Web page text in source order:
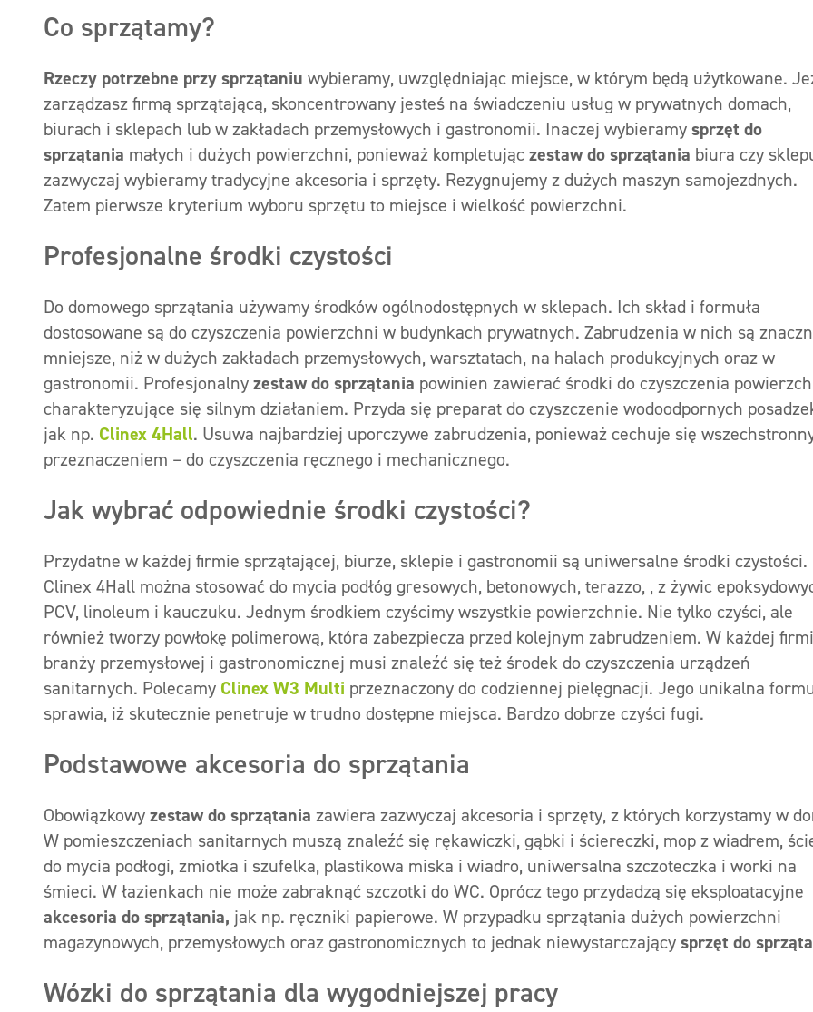
Co sprzątamy?
Rzeczy potrzebne przy sprzątaniu wybieramy, uwzględniając miejsce, w którym będą użytkowane.
zarządzasz firmą sprzątającą, skoncentrowany jesteś na świadczeniu usług w prywatnych domach,
biurach i sklepach lub w zakładach przemysłowych i gastronomii. Inaczej wybieramysprzęt do
sprzątania małych i dużych powierzchni, ponieważ kompletujączestaw do sprzątania biura czy
zazwyczaj wybieramy tradycyjne akcesoria i sprzęty. Rezygnujemy z dużych maszyn samojezdnych.
Zatem pierwsze kryterium wyboru sprzętu to miejsce i wielkość powierzchni.
Profesjonalne środki czystości
Do domowego sprzątania używamy środków ogólnodostępnych w sklepach. Ich skład i formuła
dostosowane są do czyszczenia powierzchni w budynkach prywatnych. Zabrudzenia w nich są
mniejsze, niż w dużych zakładach przemysłowych, warsztatach, na halach produkcyjnych oraz w
gastronomii. Profesjonalnyzestaw do sprzątania powinien zawierać środki do czyszczenia
charakteryzujące się silnym działaniem. Przyda się preparat do czyszczenie wodoodpornych
jak np. Clinex 4Hall. Usuwa najbardziej uporczywe zabrudzenia, ponieważ cechuje się
przeznaczeniem – do czyszczenia ręcznego i mechanicznego.
Jak wybrać odpowiednie środki czystości?
Przydatne w każdej firmie sprzątającej, biurze, sklepie i gastronomii są uniwersalne środki czystości.
Clinex 4Hall można stosować do mycia podłóg gresowych, betonowych, terazzo, , z żywic
PCV, linoleum i kauczuku. Jednym środkiem czyścimy wszystkie powierzchnie. Nie tylko czyści, ale
również tworzy powłokę polimerową, która zabezpiecza przed kolejnym zabrudzeniem. W każdej
branży przemysłowej i gastronomicznej musi znaleźć się też środek do czyszczenia urządzeń
sanitarnych. Polecamy Clinex W3 Multi przeznaczony do codziennej pielęgnacji. Jego unikalna
sprawia, iż skutecznie penetruje w trudno dostępne miejsca. Bardzo dobrze czyści fugi.
Podstawowe akcesoria do sprzątania
Obowiązkowyzestaw do sprzątania zawiera zazwyczaj akcesoria i sprzęty, z których korzystamy w
W pomieszczeniach sanitarnych muszą znaleźć się rękawiczki, gąbki i ściereczki, mop z wiadrem,
do mycia podłogi, zmiotka i szufelka, plastikowa miska i wiadro, uniwersalna szczoteczka i worki na
śmieci. W łazienkach nie może zabraknąć szczotki do WC. Oprócz tego przydadzą się eksploatacyjne
akcesoria do sprzątania, jak np. ręczniki papierowe. W przypadku sprzątania dużych powierzchni
magazynowych, przemysłowych oraz gastronomicznych to jednak niewystarczającysprzęt do
Wózki do sprzątania dla wygodniejszej pracy